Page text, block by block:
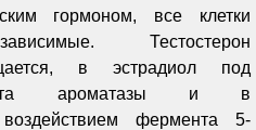
гормоном, все клетки
Тестостерон
в эстрадиол под
ароматазы и в
воздействием фермента 5-